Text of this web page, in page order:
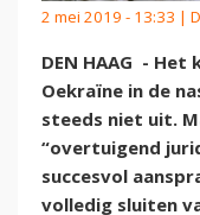
2 mei 2019 - 13:33 |
DEN HAAG -
Oekraïne in de
steeds niet uit.
“overtuigend
succesvol
volledig sluiten